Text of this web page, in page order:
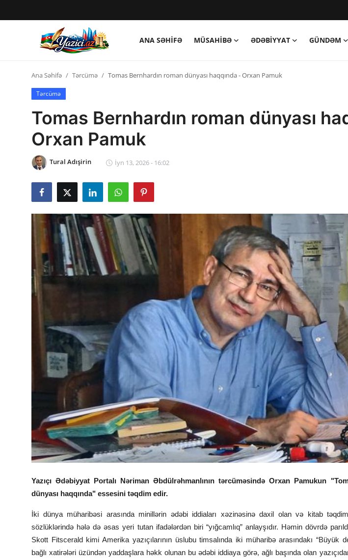
ANA SƏHIFƏ MÜSAHIBƏ ƏDƏBIYYAT GÜNDƏM
Giriş et
Ana Səhifə
Müsahibə
Ədəbiyyat
Gündəm
Mədəniyyət
Səsli Kitablar
Qalereya
Ana Səhifə Tərcümə Tomas Bernhardın roman dünyası haqqında - Orxan Pamuk
Tərcümə
Tomas Bernhardın roman dünyası
Orxan Pamuk
Tural Adışirin İyn 13, 2026 - 16:02
Yazıçı Ədəbiyyat Portalı Nəriman Əbdülrəhmanlının tərcüməsində Orxan Pamukun
dünyası haqqında" essesini təqdim edir.
İki dünya müharibəsi arasında minillərin ədəbi iddiaları xəzinəsinə daxil olan və kitab
sözlüklərində hələ də əsas yeri tutan ifadələrdən biri “yığcamlıq” anlayşıdır. Həmin dövrdə
Skott Fitscerald kimi Amerika yazıçılarının üslubu timsalında iki müharibə arasındakı “Büyük
bağlı xatirələri üzündən yaddaşlara həkk olunan bu ədəbi iddiaya görə, ağlı başında olan